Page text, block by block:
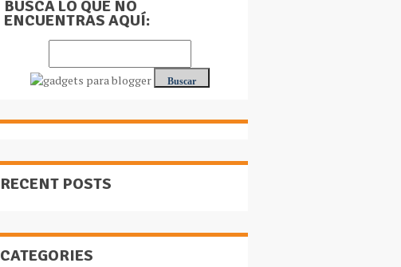
BUSCA LO QUE NO
ENCUENTRAS AQUÍ:
RECENT POSTS
CATEGORIES